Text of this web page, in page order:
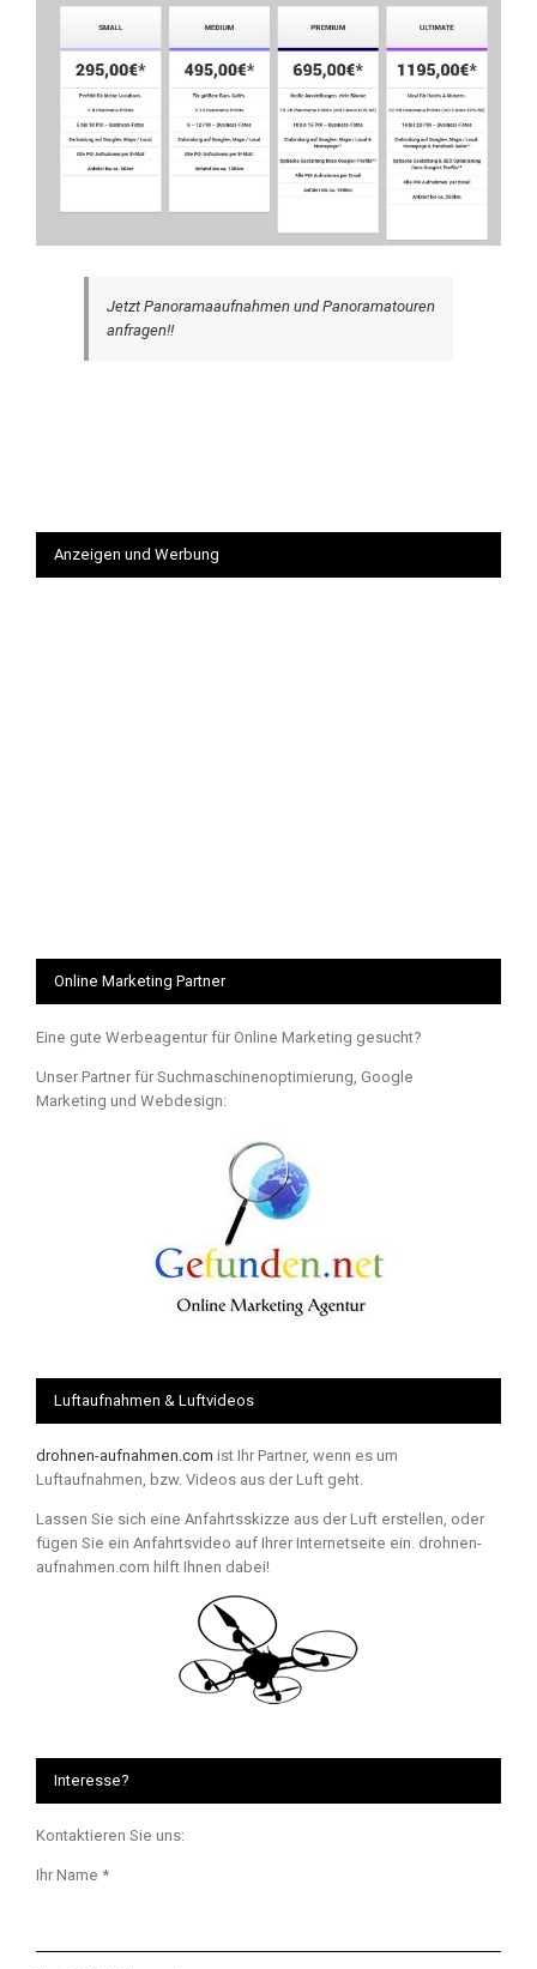
Jetzt Panoramaaufnahmen und Panoramatouren
anfragen!!
Anzeigen und Werbung
Online Marketing Partner
Eine gute Werbeagentur für Online Marketing gesucht?
Unser Partner für Suchmaschinenoptimierung, Google
Marketing und Webdesign:
Luftaufnahmen & Luftvideos
drohnen-aufnahmen.com ist Ihr Partner, wenn es um
Luftaufnahmen, bzw. Videos aus der Luft geht.
Lassen Sie sich eine Anfahrtsskizze aus der Luft erstellen, oder
fügen Sie ein Anfahrtsvideo auf Ihrer Internetseite ein. drohnen-
aufnahmen.com hilft Ihnen dabei!
Interesse?
Kontaktieren Sie uns:
Ihr Name *